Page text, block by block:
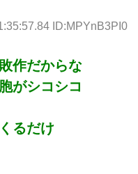
ID:MPYnB3PI0
作だからな
がシコシコ
るだけ